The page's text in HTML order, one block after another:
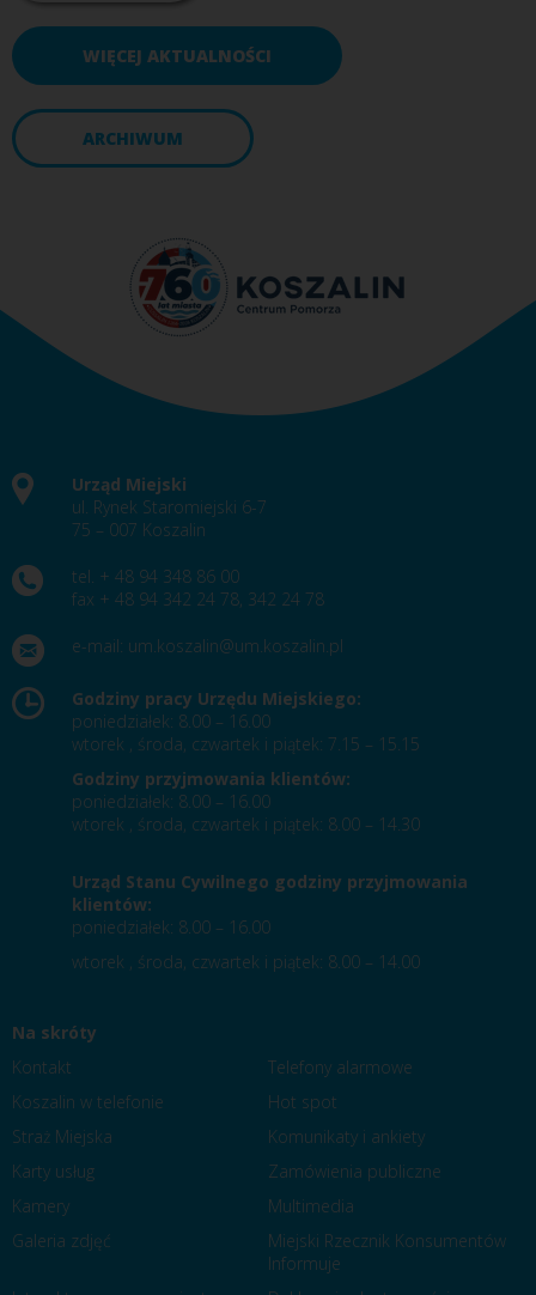
WIĘCEJ AKTUALNOŚCI
ARCHIWUM
Urząd Miejski
ul. Rynek Staromiejski 6-7
75 – 007 Koszalin
tel. + 48 94 348 86 00
fax + 48 94 342 24 78, 342 24 78
e-mail: um.koszalin@um.koszalin.pl
Godziny pracy Urzędu Miejskiego:
poniedziałek: 8.00 – 16.00
wtorek , środa, czwartek i piątek: 7.15 – 15.15
Godziny przyjmowania klientów:
poniedziałek: 8.00 – 16.00
wtorek , środa, czwartek i piątek: 8.00 – 14.30
Urząd Stanu Cywilnego godziny przyjmowania
klientów:
poniedziałek: 8.00 – 16.00
wtorek , środa, czwartek i piątek: 8.00 – 14.00
Na skróty
Kontakt
Telefony alarmowe
Koszalin w telefonie
Hot spot
Straż Miejska
Komunikaty i ankiety
Karty usług
Zamówienia publiczne
Kamery
Multimedia
Galeria zdjęć
Miejski Rzecznik Konsumentów
Informuje